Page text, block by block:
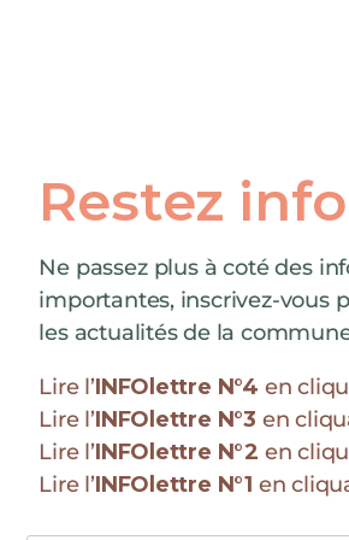
Restez
Ne passez plus à coté des
importantes, inscrivez-vous
les actualités de la
Lire l’INFOlettre N°4 en
Lire l’INFOlettre N°3 en
Lire l’INFOlettre N°2 en
Lire l’INFOlettre N°1 en